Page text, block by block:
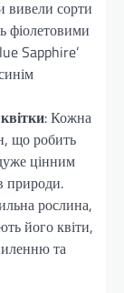
вивели сорти
фіолетовими
Sapphire’
: Кожна
що робить
цінним
природи.
рослина,
його квіти,
та